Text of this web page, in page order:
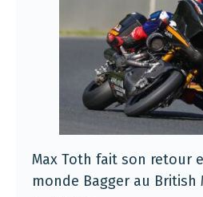
Max Toth fait son retour
monde Bagger au British